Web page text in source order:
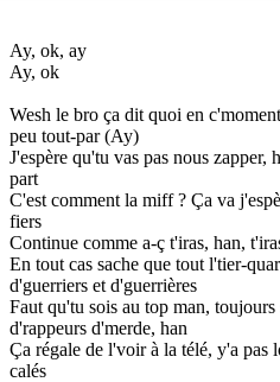
Ay, ok, ay
Ay, ok
Wesh le bro ça dit quoi en
peu tout-par (Ay)
J'espère qu'tu vas pas nous
part
C'est comment la miff ? Ça va
fiers
Continue comme a-ç t'iras, han,
En tout cas sache que tout l'tier-
d'guerriers et d'guerrières
Faut qu'tu sois au top man, toujours
d'rappeurs d'merde, han
Ça régale de l'voir à la télé, y'a pas
calés